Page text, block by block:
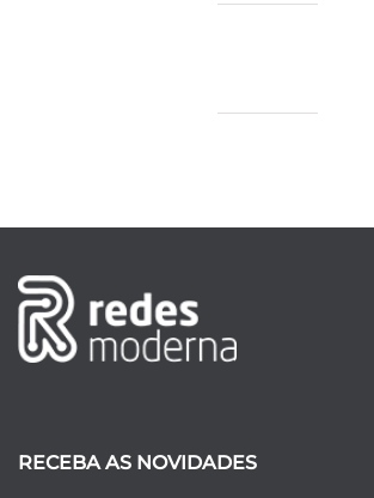
RECEBA AS NOVIDADES